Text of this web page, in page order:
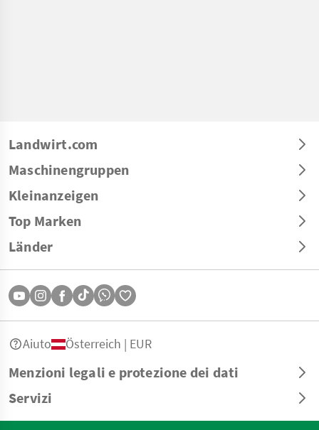
Landwirt.com
Maschinengruppen
Kleinanzeigen
Top Marken
Länder
Menzioni legali e protezione dei dati
Servizi
Aiuto Österreich | EUR